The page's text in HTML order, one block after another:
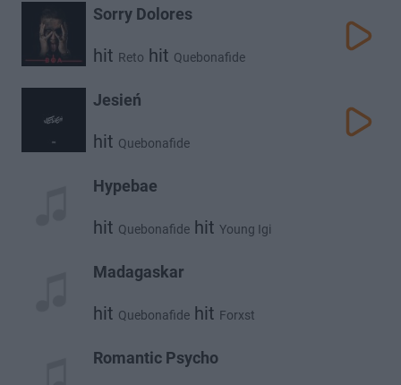
Sorry Dolores
hit Reto hit Quebonafide
Jesień
hit Quebonafide
Hypebae
hit Quebonafide hit Young Igi
Madagaskar
hit Quebonafide hit Forxst
Romantic Psycho